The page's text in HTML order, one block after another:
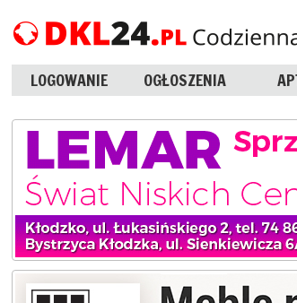
LOGOWANIE OGŁOSZENIA